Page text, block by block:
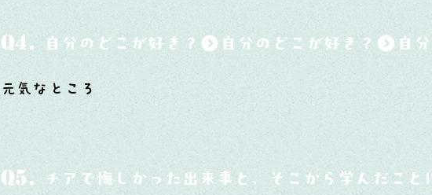
Q4. 自分のどこが好き？
元気なところ
Q5. チアで悔しかった出来事と、そこから学んだこと